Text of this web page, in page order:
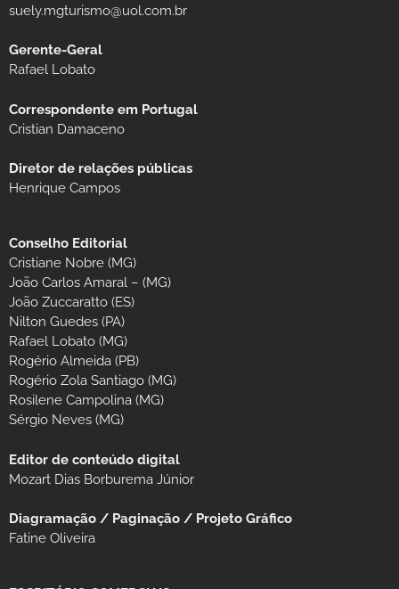
suely.mgturismo@uol.com.br
Gerente-Geral
Rafael Lobato
Correspondente em Portugal
Cristian Damaceno
Diretor de relações públicas
Henrique Campos
Conselho Editorial
Cristiane Nobre (MG)
João Carlos Amaral – (MG)
João Zuccaratto (ES)
Nilton Guedes (PA)
Rafael Lobato (MG)
Rogério Almeida (PB)
Rogério Zola Santiago (MG)
Rosilene Campolina (MG)
Sérgio Neves (MG)
Editor de conteúdo digital
Mozart Dias Borburema Júnior
Diagramação / Paginação / Projeto Gráfico
Fatine Oliveira